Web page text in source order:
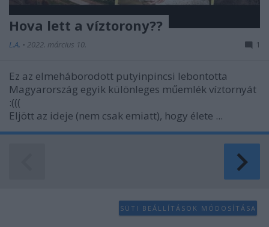
Hova lett a víztorony??
L.A. • 2022. március 10. 1
Ez az elmeháborodott putyinpincsi lebontotta
Magyarország egyik különleges műemlék víztornyát
:(((
Eljött az ideje (nem csak emiatt), hogy élete ...
SÜTI BEÁLLÍTÁSOK MÓDOSÍTÁSA